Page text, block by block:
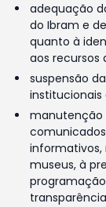
adequação
do Ibram e
quanto à
aos recursos
suspensão
manutenção
informativos,
museus, à